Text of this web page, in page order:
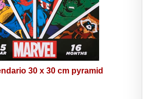
30 x 30 cm pyramid